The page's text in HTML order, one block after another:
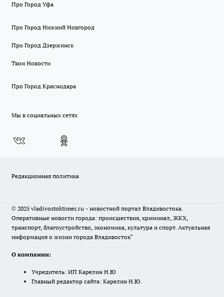
Про Город Уфа
Про Город Нижний Новгород
Про Город Дзержинск
Твои Новости
Про Город Краснодара
Мы в социальных сетях
Редакционная политика
© 2025 vladivostoktimes.ru - новостной портал Владивостока.
Оперативные новости города: происшествия, криминал, ЖКХ,
транспорт, благоустройство, экономика, культура и спорт. Актуальная
информация о жизни города Владивосток"
О компании:
Учредитель: ИП Карелин Н.Ю
Главный редактор сайта: Карелин Н.Ю.